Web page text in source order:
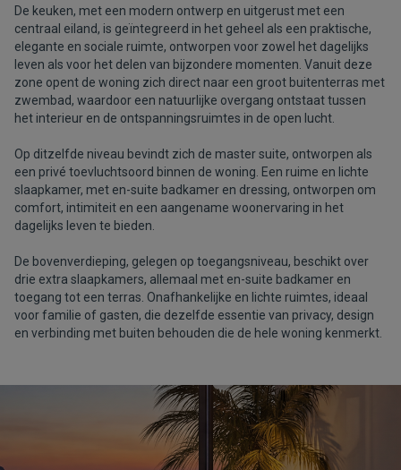
De keuken, met een modern ontwerp en uitgerust met een
centraal eiland, is geïntegreerd in het geheel als een praktische,
elegante en sociale ruimte, ontworpen voor zowel het dagelijks
leven als voor het delen van bijzondere momenten. Vanuit deze
zone opent de woning zich direct naar een groot buitenterras met
zwembad, waardoor een natuurlijke overgang ontstaat tussen
het interieur en de ontspanningsruimtes in de open lucht.
Op ditzelfde niveau bevindt zich de master suite, ontworpen als
een privé toevluchtsoord binnen de woning. Een ruime en lichte
slaapkamer, met en-suite badkamer en dressing, ontworpen om
comfort, intimiteit en een aangename woonervaring in het
dagelijks leven te bieden.
De bovenverdieping, gelegen op toegangsniveau, beschikt over
drie extra slaapkamers, allemaal met en-suite badkamer en
toegang tot een terras. Onafhankelijke en lichte ruimtes, ideaal
voor familie of gasten, die dezelfde essentie van privacy, design
en verbinding met buiten behouden die de hele woning kenmerkt.